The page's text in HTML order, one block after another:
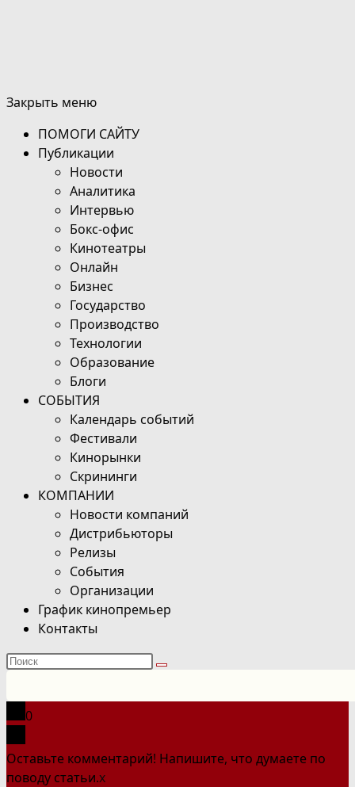
Закрыть меню
ПОМОГИ САЙТУ
Публикации
Новости
Аналитика
Интервью
Бокс-офис
Кинотеатры
Онлайн
Бизнес
Государство
Производство
Технологии
Образование
Блоги
СОБЫТИЯ
Календарь событий
Фестивали
Кинорынки
Скрининги
КОМПАНИИ
Новости компаний
Дистрибьюторы
Релизы
События
Организации
График кинопремьер
Контакты
Поиск
сайте
0
Оставьте комментарий! Напишите, что думаете по
поводу статьи.x